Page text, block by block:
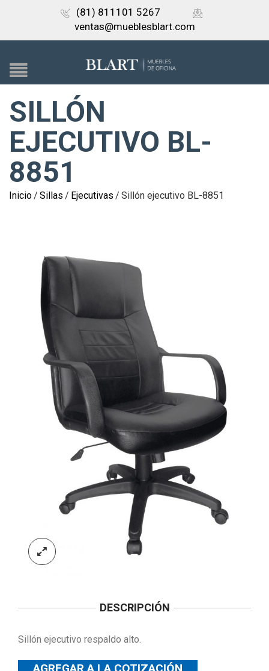
(81) 811101 5267
ventas@mueblesblart.com
SILLÓN
EJECUTIVO BL-
8851
Inicio/ Sillas / Ejecutivas / Sillón ejecutivo BL-8851
DESCRIPCIÓN
Sillón ejecutivo respaldo alto.